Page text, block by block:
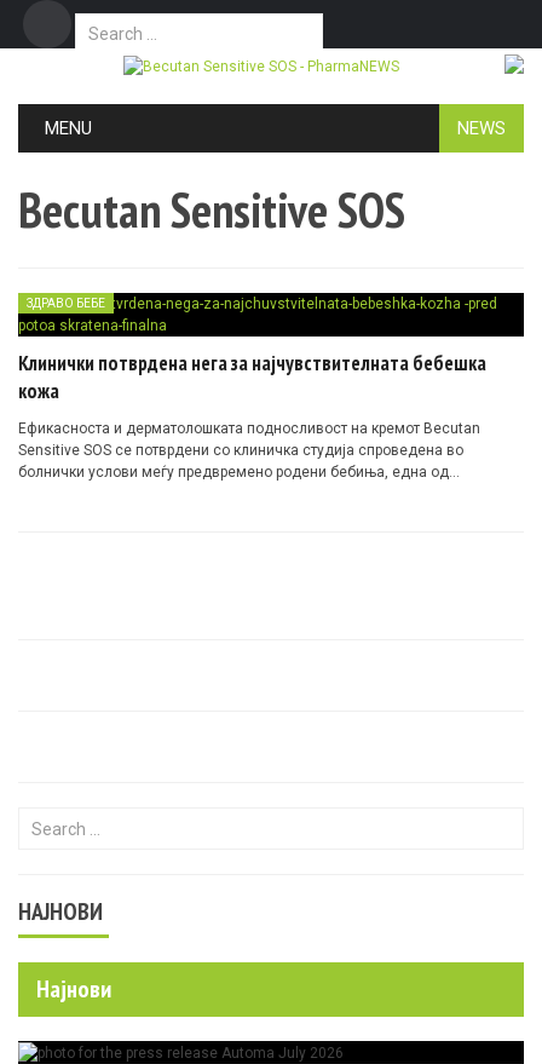
Search for:
MENU NEWS
Becutan Sensitive SOS
ЗДРАВО БЕБЕ
Клинички потврдена нега за најчувствителната бебешка
кожа
Ефикасноста и дерматолошката подносливост на кремот Becutan
Sensitive SOS се потврдени со клиничка студија спроведена во
болнички услови меѓу предвремено родени бебиња, една од
Search for:
НАЈНОВИ
Најнови